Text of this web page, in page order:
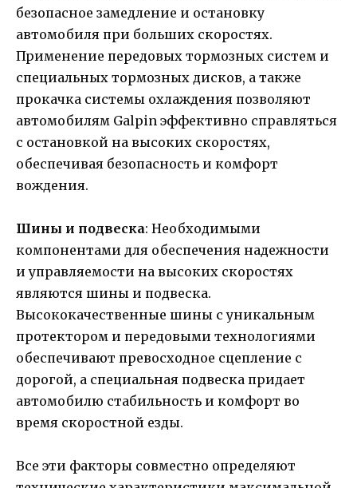
безопасное замедление и остановку
автомобиля при больших скоростях.
Применение передовых тормозных систем и
специальных тормозных дисков, а также
прокачка системы охлаждения позволяют
автомобилям Galpin эффективно справляться
с остановкой на высоких скоростях,
обеспечивая безопасность и комфорт
вождения.
Шины и подвеска: Необходимыми
компонентами для обеспечения надежности
и управляемости на высоких скоростях
являются шины и подвеска.
Высококачественные шины с уникальным
протектором и передовыми технологиями
обеспечивают превосходное сцепление с
дорогой, а специальная подвеска придает
автомобилю стабильность и комфорт во
время скоростной езды.
Все эти факторы совместно определяют